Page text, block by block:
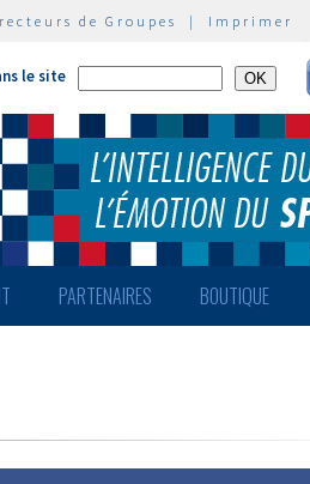
de Groupes | Imprimer
le site
PARTENAIRES BOUTIQUE